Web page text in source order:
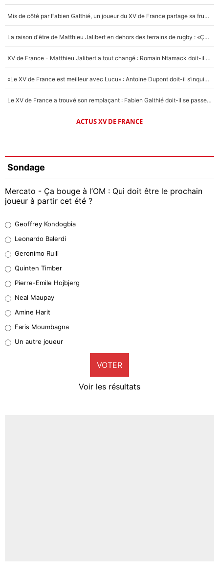
Mis de côté par Fabien Galthié, un joueur du XV de France partage sa frustration : «ils ne me l’ont pas dit tout de suite»
La raison d'être de Matthieu Jalibert en dehors des terrains de rugby : «Ça m'atteint autant que si tu touches à un membre de ma famille»
XV de France - Matthieu Jalibert a tout changé : Romain Ntamack doit-il s’inquiéter pour sa place à un an de la Coupe du monde ?
«Le XV de France est meilleur avec Lucu» : Antoine Dupont doit-il s’inquiéter pour sa place ?
Le XV de France a trouvé son remplaçant : Fabien Galthié doit-il se passer d'Antoine Dupont ?
ACTUS XV DE FRANCE
Sondage
Mercato - Ça bouge à l’OM : Qui doit être le prochain
joueur à partir cet été ?
38%
32%
5%
1%
9%
Geoffrey Kondogbia
Leonardo Balerdi
Geronimo Rulli
Quinten Timber
Pierre-Emile Hojbjerg
Neal Maupay
Amine Harit
Faris Moumbagna
Un autre joueur
VOTER
Voir les résultats